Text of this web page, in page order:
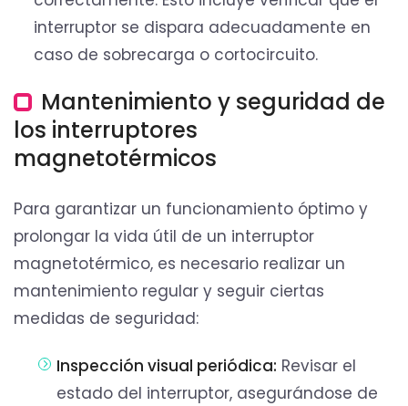
interruptor se dispara adecuadamente en
caso de sobrecarga o cortocircuito.
Mantenimiento y seguridad de
los interruptores
magnetotérmicos
Para garantizar un funcionamiento óptimo y
prolongar la vida útil de un interruptor
magnetotérmico, es necesario realizar un
mantenimiento regular y seguir ciertas
medidas de seguridad:
Inspección visual periódica: Revisar el
estado del interruptor, asegurándose de